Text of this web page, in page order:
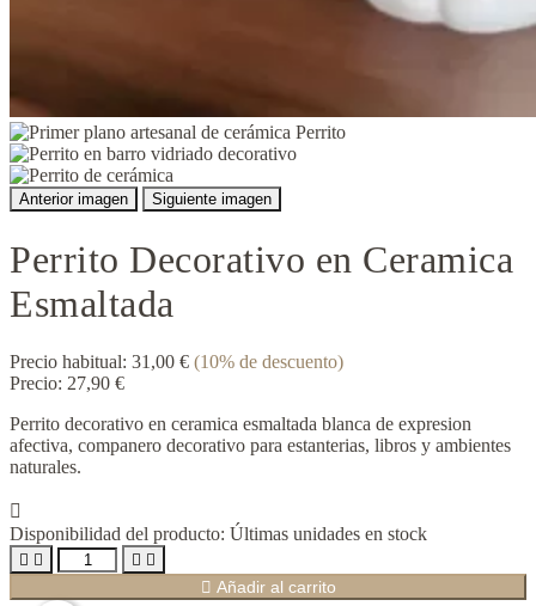
Anterior imagen Siguiente imagen
Perrito Decorativo en Ceramica
Esmaltada
Precio habitual: 31,00 € (10% de descuento)
Precio: 27,90 €
Perrito decorativo en ceramica esmaltada blanca de expresion
afectiva, companero decorativo para estanterias, libros y ambientes
naturales.

Disponibilidad del producto: Últimas unidades en stock
   
 Añadir al carrito